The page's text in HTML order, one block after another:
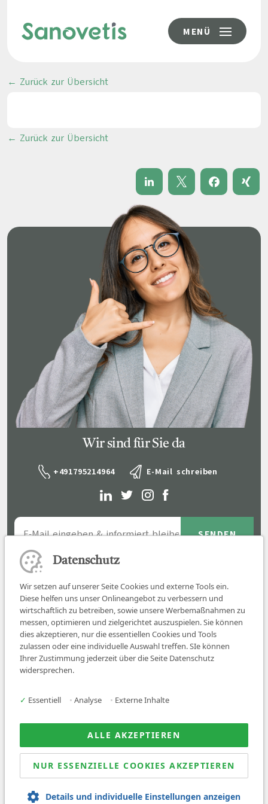
MENÜ
← Zurück zur Übersicht
← Zurück zur Übersicht
Wir sind für Sie da
+491795214964 E-Mail schreiben
Job finden
Über uns
News
© 2026 Sanovetis. All rights reserved.
Datenschutz
Wir setzen auf unserer Seite Cookies und externe Tools ein.
Diese helfen uns unser Onlineangebot zu verbessern und
wirtschaftlich zu betreiben, sowie unsere Werbemaßnahmen zu
messen, optimieren und zielgerichtet auszuspielen. Sie können
dies akzeptieren, nur die essentiellen Cookies und Tools
zulassen oder eine individuelle Auswahl treffen. SIe können
Ihrer Zustimmung jederzeit über die Seite Datenschutz
widersprechen.
✓ Essentiell • Analyse • Externe Inhalte
ALLE AKZEPTIEREN
NUR ESSENZIELLE COOKIES AKZEPTIEREN
Details und individuelle Einstellungen anzeigen